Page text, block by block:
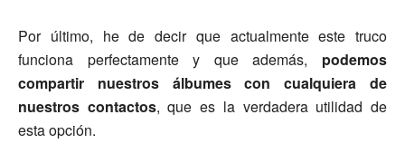
Por último, he de decir que actualmente este truco
funciona perfectamente y que además, podemos
compartir nuestros álbumes con cualquiera de
nuestros contactos, que es la verdadera utilidad de
esta opción.